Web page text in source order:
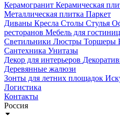
Керамогранит Керамическая
Металлическая плитка Паркет
Диваны Кресла Столы Стулья
ресторанов Мебель для гостиниц
Светильники Люстры Торшеры
Сантехника Унитазы
Декор для интерьеров
Деревянные жалюзи
Зонты для летних площадок
Логистика
Контакты
Россия